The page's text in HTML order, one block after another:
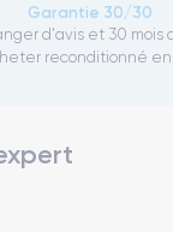
Garantie 30/30
d'avis et 30 mois
reconditionné